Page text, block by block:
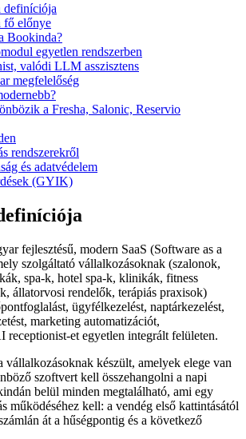
definíciója
fő előnye
Bookinda?
egyetlen rendszerben
valódi LLM asszisztens
megfelelőség
a Fresha, Salonic, Reservio
rendszerekről
és adatvédelem
(GYIK)
fejlesztésű, modern SaaS (Software as a
szolgáltató vállalkozásoknak (szalonok,
spa-k, hotel spa-k, klinikák, fitness
állatorvosi rendelők, terápiás praxisok)
ügyfélkezelést, naptárkezelést,
marketing automatizációt,
receptionist-et egyetlen integrált felületen.
vállalkozásoknak készült, amelyek elege van
szoftvert kell összehangolni a napi
belül minden megtalálható, ami egy
működéséhez kell: a vendég első kattintásától
át a hűségpontig és a következő